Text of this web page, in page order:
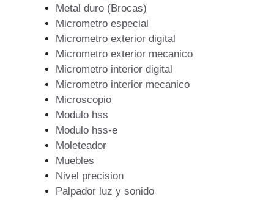
Metal duro (Brocas)
Micrometro especial
Micrometro exterior digital
Micrometro exterior mecanico
Micrometro interior digital
Micrometro interior mecanico
Microscopio
Modulo hss
Modulo hss-e
Moleteador
Muebles
Nivel precision
Palpador luz y sonido